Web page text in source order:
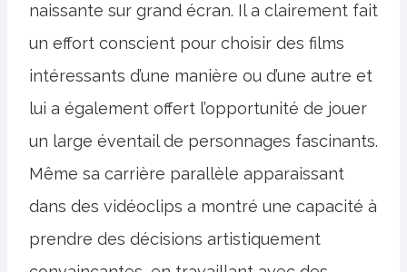
naissante sur grand écran. Il a clairement fait
un effort conscient pour choisir des films
intéressants d’une manière ou d’une autre et
lui a également offert l’opportunité de jouer
un large éventail de personnages fascinants.
Même sa carrière parallèle apparaissant
dans des vidéoclips a montré une capacité à
prendre des décisions artistiquement